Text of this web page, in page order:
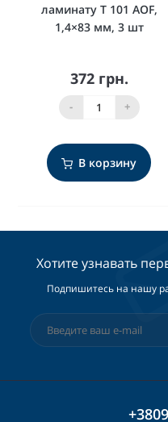
ламинату T 101 AOF,
1,4×83 мм, 3 шт
372 грн.
- +
В корзину
Хотите узнавать
Подпишитесь на нашу